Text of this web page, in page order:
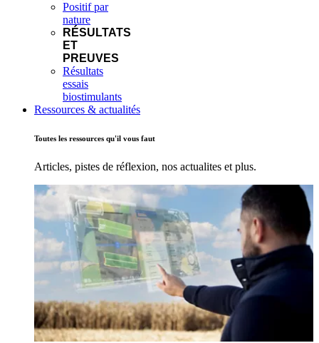
Positif par
nature
RÉSULTATS
ET
PREUVES
Résultats
essais
biostimulants
Ressources & actualités
Toutes les ressources qu'il vous faut
Articles, pistes de réflexion, nos actualites et plus.